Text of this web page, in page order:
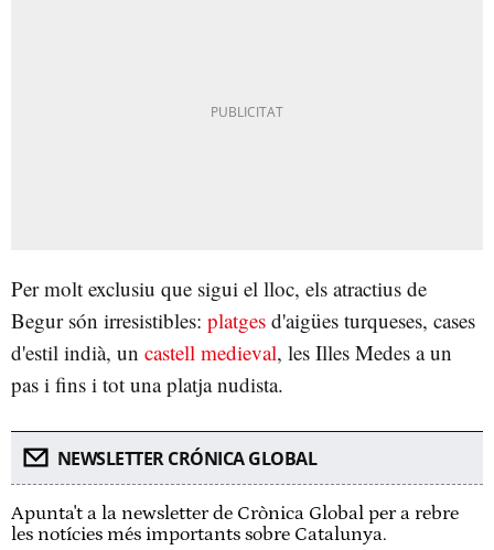
Per molt exclusiu que sigui el lloc, els atractius de
Begur són irresistibles: platges d'aigües turqueses, cases
d'estil indià, un castell medieval, les Illes Medes a un
pas i fins i tot una platja nudista.
NEWSLETTER CRÓNICA GLOBAL
Apunta't a la newsletter de Crònica Global per a rebre
les notícies més importants sobre Catalunya.